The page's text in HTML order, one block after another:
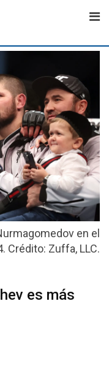
en el
Crédito: Zuffa, LLC.
es más